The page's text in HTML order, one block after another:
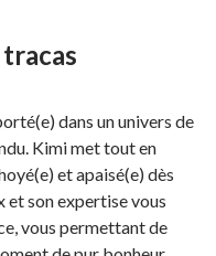
dans un univers de
Kimi met tout en
et apaisé(e) dès
et son expertise vous
vous permettant de